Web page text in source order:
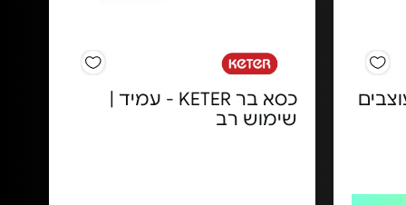
כסא בר KETER - עמיד |
שימוש רב